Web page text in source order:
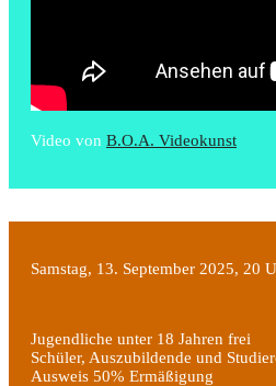
Video von B.O.A. Videokunst
Samstag, 13. September 2025, 20
Jugendliche unter 18 Jahren frei
Schüler, Auszubildende und
Ausweis 50% Ermäßigung